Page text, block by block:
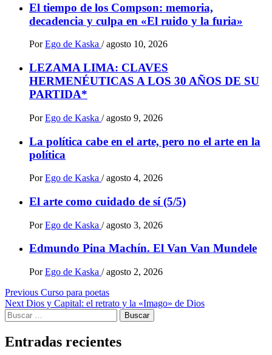
El tiempo de los Compson: memoria,
decadencia y culpa en «El ruido y la furia»
Por Ego de Kaska / agosto 10, 2026
LEZAMA LIMA: CLAVES
HERMENÉUTICAS A LOS 30 AÑOS DE SU
PARTIDA*
Por Ego de Kaska / agosto 9, 2026
La política cabe en el arte, pero no el arte en la
política
Por Ego de Kaska / agosto 4, 2026
El arte como cuidado de sí (5/5)
Por Ego de Kaska / agosto 3, 2026
Edmundo Pina Machín. El Van Van Mundele
Por Ego de Kaska / agosto 2, 2026
Post
navigation
Previous Curso para poetas
Next Dios y Capital: el retrato y la «Imago» de Dios
Buscar:
Entradas recientes